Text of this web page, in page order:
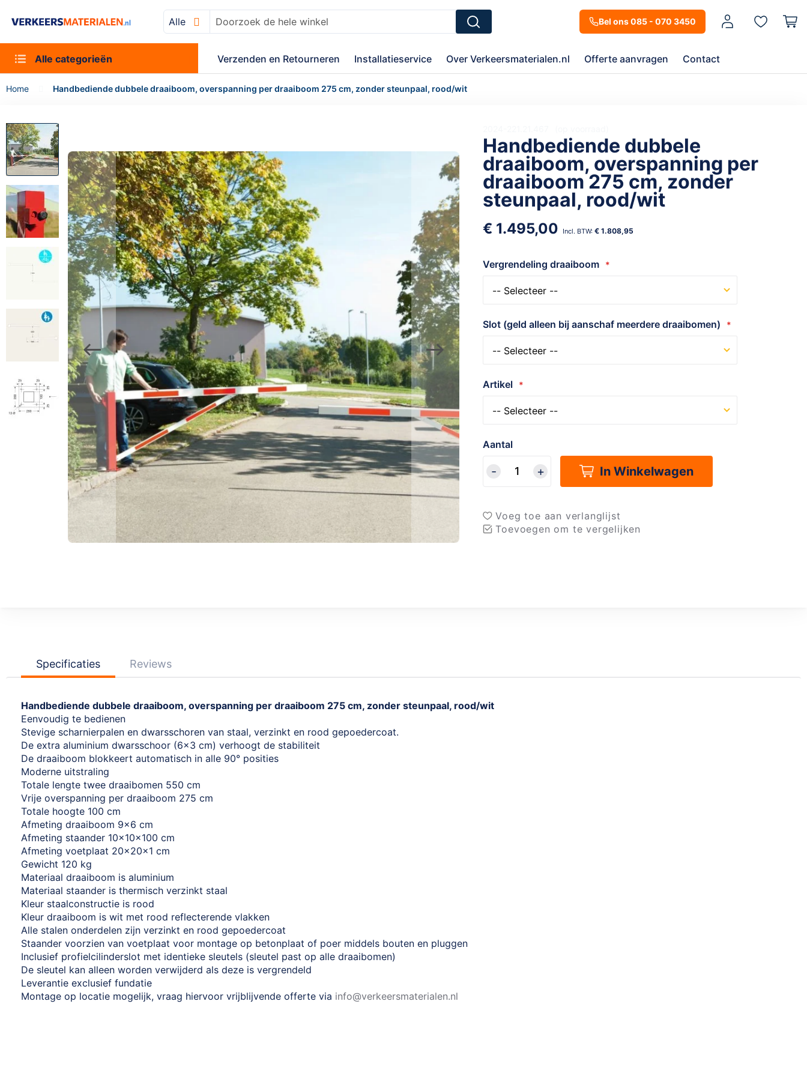
Bel ons 085 - 070 3450 Mijn account
Alle Zoek
Alle categorieën Verzenden en Retourneren Installatieservice Over Verkeersmaterialen.nl Offerte aanvragen Contact
Home Handbediende dubbele draaiboom, overspanning per draaiboom 275 cm, zonder steunpaal, rood/wit
Handbediende dubbele
draaiboom, overspanning per
draaiboom 275 cm, zonder
steunpaal, rood/wit
€ 1.495,00 € 1.808,95
Vergrendeling draaiboom
Slot (geld alleen bij aanschaf meerdere draaibomen)
Artikel
Aantal
In Winkelwagen
Voeg toe aan verlanglijst
Toevoegen om te vergelijken
Ga
naar
het
einde
de
afbeeldingen-
gallerij
afbeeldingen-
gallerij
Specificaties Reviews
Handbediende dubbele draaiboom, overspanning per draaiboom 275 cm, zonder steunpaal, rood/wit
Eenvoudig te bedienen
Stevige scharnierpalen en dwarsschoren van staal, verzinkt en rood gepoedercoat.
De extra aluminium dwarsschoor (6x3 cm) verhoogt de stabiliteit
De draaiboom blokkeert automatisch in alle 90° posities
Moderne uitstraling
Totale lengte twee draaibomen 550 cm
Vrije overspanning per draaiboom 275 cm
Totale hoogte 100 cm
Afmeting draaiboom 9x6 cm
Afmeting staander 10x10x100 cm
Afmeting voetplaat 20x20x1 cm
Gewicht 120 kg
Materiaal draaiboom is aluminium
Materiaal staander is thermisch verzinkt staal
Kleur staalconstructie is rood
Kleur draaiboom is wit met rood reflecterende vlakken
Alle stalen onderdelen zijn verzinkt en rood gepoedercoat
Staander voorzien van voetplaat voor montage op betonplaat of poer middels bouten en pluggen
Inclusief profielcilinderslot met identieke sleutels (sleutel past op alle draaibomen)
De sleutel kan alleen worden verwijderd als deze is vergrendeld
Leverantie exclusief fundatie
Montage op locatie mogelijk, vraag hiervoor vrijblijvende offerte via info@verkeersmaterialen.nl